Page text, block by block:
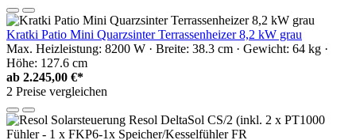
Kratki Patio Mini Quarzsinter Terrassenheizer 8,2 kW grau
Max. Heizleistung: 8200 W · Breite: 38.3 cm · Gewicht: 64 kg ·
Höhe: 127.6 cm
ab 2.245,00 €*
2 Preise vergleichen